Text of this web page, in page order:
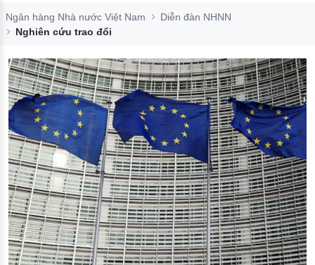
Đào tạo ISO
Ngân hàng Nhà nước Việt Nam
Diễn đàn NHNN
Nghiên cứu trao đổi